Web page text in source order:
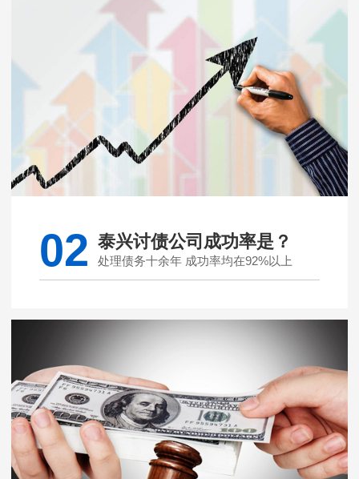
02 泰兴讨债公司成功率是？
处理债务十余年 成功率均在92%以上